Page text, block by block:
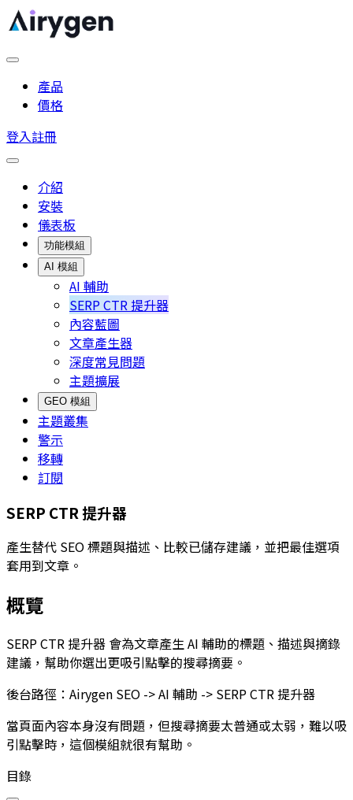
產品
價格
登入註冊
介紹
安裝
儀表板
功能模組
AI 模組
AI 輔助
SERP CTR 提升器
內容藍圖
文章產生器
深度常見問題
主題擴展
GEO 模組
主題叢集
警示
移轉
訂閱
SERP CTR 提升器
產生替代 SEO 標題與描述、比較已儲存建議，並把最佳選項
套用到文章。
概覽
SERP CTR 提升器 會為文章產生 AI 輔助的標題、描述與摘錄
建議，幫助你選出更吸引點擊的搜尋摘要。
後台路徑： Airygen SEO -> AI 輔助 -> SERP CTR 提升器
當頁面內容本身沒有問題，但搜尋摘要太普通或太弱，難以吸
引點擊時，這個模組就很有幫助。
目錄